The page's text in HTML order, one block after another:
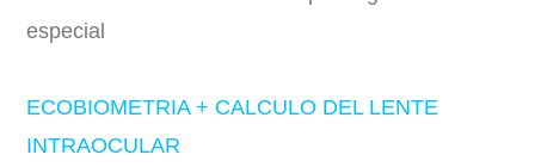
especial
ECOBIOMETRIA + CALCULO DEL LENTE
INTRAOCULAR